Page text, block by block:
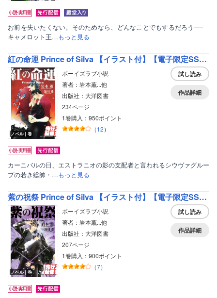
お前を失いたくない。そのためなら、どんなことでもするだろう──
キャメロット王…もっと見る
紅の命運 Prince of Silva 【イラスト付】【電子限定SS付】
ノベル｜巻
ボーイズラブ小説
著者：岩本薫...他
出版社：大洋図書
234ページ
1巻購入：950ポイント
（12）
試し読み
作品詳細
カーニバルの日、エストラニオの影の支配者と言われるシウヴァグルー
プの若き総帥・…もっと見る
紫の祝祭 Prince of Silva 【イラスト付】【電子限定SS付】
ノベル｜巻
ボーイズラブ小説
著者：岩本薫...他
出版社：大洋図書
207ページ
1巻購入：900ポイント
（7）
試し読み
作品詳細